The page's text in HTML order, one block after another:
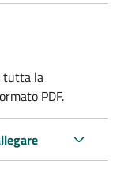
tutta la
PDF.